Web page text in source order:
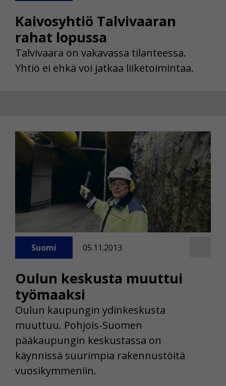
Kaivosyhtiö Talvivaaran
rahat lopussa
Talvivaara on vakavassa tilanteessa.
Yhtiö ei ehkä voi jatkaa liiketoimintaa.
Oulun keskusta muuttui
työmaaksi
Suomi 05.11.2013
Oulun kaupungin ydinkeskusta
muuttuu. Pohjois-Suomen
pääkaupungin keskustassa on
käynnissä suurimpia rakennustöitä
vuosikymmeniin.